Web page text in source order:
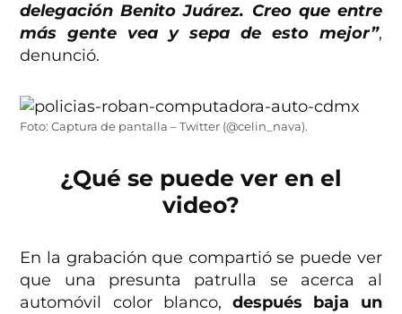
delegación Benito Juárez. Creo que entre
más gente vea y sepa de esto mejor”,
denunció.
Foto: Captura de pantalla – Twitter (@celin_nava).
¿Qué se puede ver en el
video?
En la grabación que compartió se puede ver
que una presunta patrulla se acerca al
automóvil color blanco,después baja un